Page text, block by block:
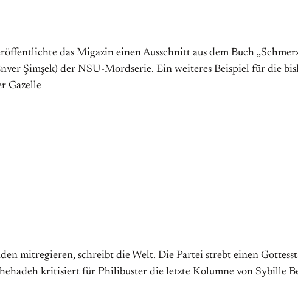
das Migazin einen Ausschnitt aus dem Buch
Şimşek) der NSU-Mordserie. Ein weiteres Beispiel für die
Gazelle
mitregieren, schreibt die Welt. Die Partei strebt einen
kritisiert für Philibuster die letzte Kolumne von Sybille